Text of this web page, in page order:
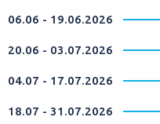
06.06 - 19.06.2026
20.06 - 03.07.2026
04.07 - 17.07.2026
18.07 - 31.07.2026